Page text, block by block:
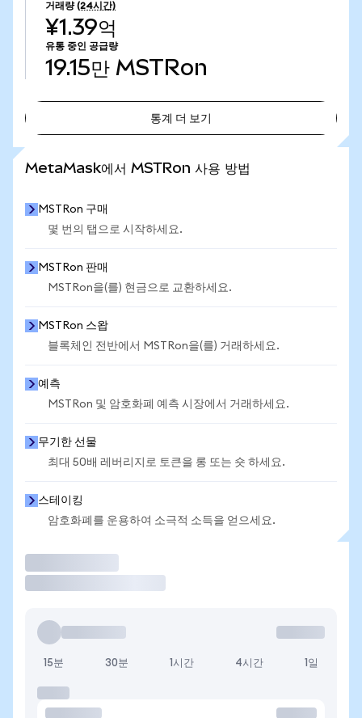
거래량 (24시간)
¥1.39억
유통 중인 공급량
19.15만 MSTRon
통계 더 보기
MetaMask에서 MSTRon 사용 방법
MSTRon 구매
몇 번의 탭으로 시작하세요.
MSTRon 판매
MSTRon을(를) 현금으로 교환하세요.
MSTRon 스왑
블록체인 전반에서 MSTRon을(를) 거래하세요.
예측
MSTRon 및 암호화폐 예측 시장에서 거래하세요.
무기한 선물
최대 50배 레버리지로 토큰을 롱 또는 숏 하세요.
스테이킹
암호화폐를 운용하여 소극적 소득을 얻으세요.
15분 30분 1시간 4시간 1일